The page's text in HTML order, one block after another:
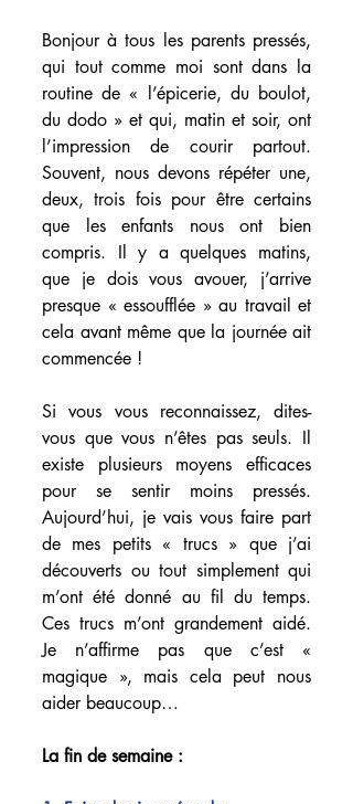
Bonjour à tous les parents pressés,
qui tout comme moi sont dans la
routine de « l’épicerie, du boulot,
du dodo » et qui, matin et soir, ont
l’impression de courir partout.
Souvent, nous devons répéter une,
deux, trois fois pour être certains
que les enfants nous ont bien
compris. Il y a quelques matins,
que je dois vous avouer, j’arrive
presque « essoufflée » au travail et
cela avant même que la journée ait
commencée !
Si vous vous reconnaissez, dites-
vous que vous n’êtes pas seuls. Il
existe plusieurs moyens efficaces
pour se sentir moins pressés.
Aujourd’hui, je vais vous faire part
de mes petits « trucs » que j’ai
découverts ou tout simplement qui
m’ont été donné au fil du temps.
Ces trucs m’ont grandement aidé.
Je n’affirme pas que c’est «
magique », mais cela peut nous
aider beaucoup…
La fin de semaine :